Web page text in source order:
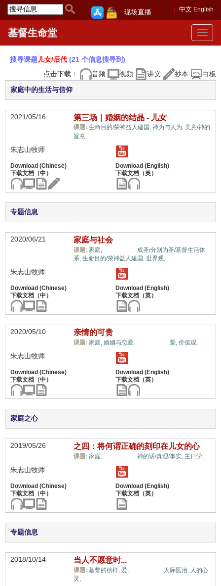
中文 English
现场直播
Toggle
基督生命堂
搜寻课题儿女/后代 (21 个信息搜寻到)
点击下载：
音频 视频 讲义 抄本 白板
家庭中的生活与信仰
2021/05/16 第三场｜婚姻的结晶 - 儿女
课题: 生命目的/荣神益人建国, 神为与人为, 美意/神的
旨意,
朱志山牧师
专题信息
2020/06/21 家庭与社会
课题: 家庭,
成圣/分别为圣/基督生活体
系, 生命目的/荣神益人建国, 世界观,
朱志山牧师
2020/05/10 亲情的可贵
课题: 家庭, 婚姻与恋爱, 爱, 价值观,
朱志山牧师
家庭之心
2019/05/26 之四：将何谓正确的刻印在儿女的心
课题: 家庭, 神的话/真理/事实, 主日学,
朱志山牧师
专题信息
2018/10/14 当人不愿意时...
课题: 基督的榜样, 爱, 人际医治, 人的心
灵,